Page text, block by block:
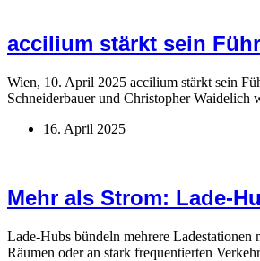
accilium stärkt sein
Wien, 10. April 2025 accilium stärkt sein
Schneiderbauer und Christopher
16. April 2025
Mehr als Strom: Lade-
Lade-Hubs bündeln mehrere
Räumen oder an stark frequentierten